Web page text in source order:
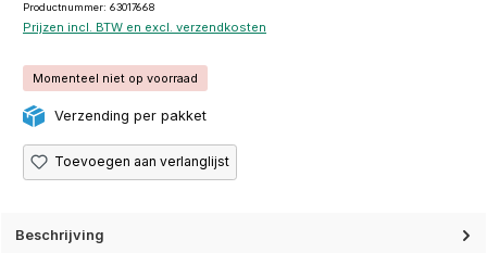
Productnummer: 63017668
Prijzen incl. BTW en excl. verzendkosten
Momenteel niet op voorraad
Verzending per pakket
Toevoegen aan verlanglijst
Beschrijving